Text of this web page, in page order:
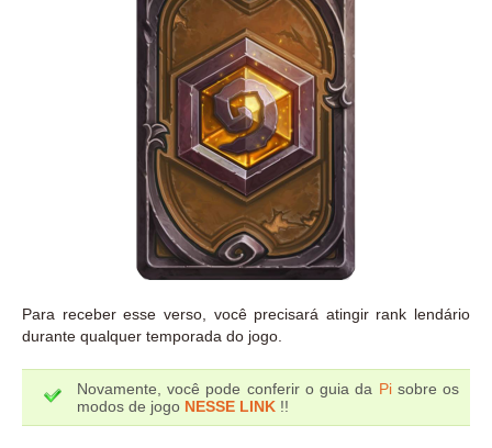
Para receber esse verso, você precisará atingir rank lendário
durante qualquer temporada do jogo.
Novamente, você pode conferir o guia da Pisobre os
modos de jogo NESSE LINK !!